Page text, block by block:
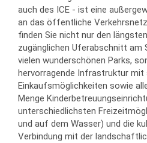
auch des ICE - ist eine
an das öffentliche
finden Sie nicht nur den
zugänglichen Uferabschnitt am
vielen wunderschönen Parks,
hervorragende Infrastruktur mit
Einkaufsmöglichkeiten sowie
Menge
unterschiedlichsten
und auf dem Wasser) und die
Verbindung mit der